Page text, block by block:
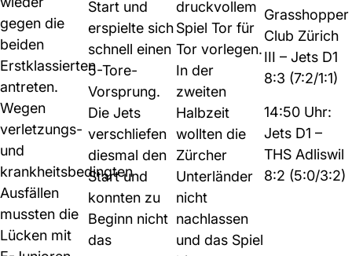
gegen die
beiden
Erstklassierten
antreten.
Wegen
verletzungs-
und
krankheitsbedingten
Ausfällen
mussten die
Lücken mit
Start und
erspielte sich
schnell einen
5-Tore-
Vorsprung.
Die Jets
verschliefen
diesmal den
Start und
konnten zu
Beginn nicht
das
druckvollem
Spiel Tor für
Tor vorlegen.
In der
zweiten
Halbzeit
wollten die
Zürcher
Unterländer
nicht
nachlassen
und das Spiel
Grasshopper
Club Zürich
III – Jets D1
8:3 (7:2/1:1)
14:50 Uhr:
Jets D1 –
THS Adliswil
8:2 (5:0/3:2)